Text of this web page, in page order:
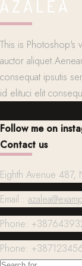
This is
auctor
consequat ipsutis
id elituci elit
Follow me on
Contact us
Eighth Avenue 487,
Email :
Phone:
Phone: